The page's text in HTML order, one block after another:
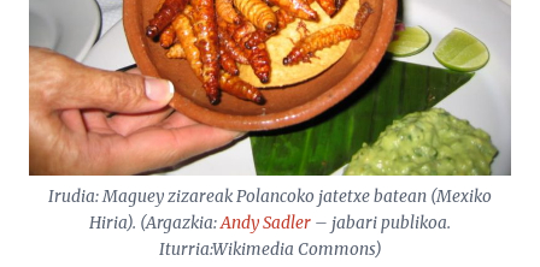
Irudia: Maguey zizareak Polancoko jatetxe batean (Mexiko
Hiria). (Argazkia:Andy Sadler – jabari publikoa.
Iturria:Wikimedia Commons)